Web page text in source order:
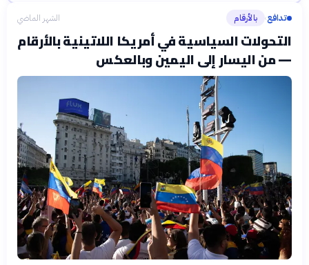
تدافع› بالأرقام الشهر الماضي
التحولات السياسية في أمريكا اللاتينية بالأرقام
— من اليسار إلى اليمين وبالعكس